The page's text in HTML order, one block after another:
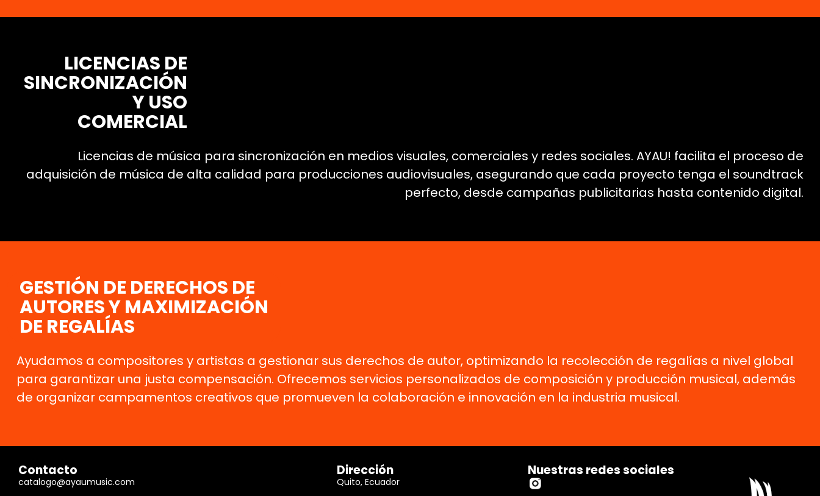
LICENCIAS DE
SINCRONIZACIÓN
Y USO
COMERCIAL
Licencias de música para sincronización en medios visuales, comerciales y redes sociales. AYAU! facilita el proceso de
adquisición de música de alta calidad para producciones audiovisuales, asegurando que cada proyecto tenga el soundtrack
perfecto, desde campañas publicitarias hasta contenido digital.
GESTIÓN DE DERECHOS DE
AUTORES Y MAXIMIZACIÓN
DE REGALÍAS
Ayudamos a compositores y artistas a gestionar sus derechos de autor, optimizando la recolección de regalías a nivel global
para garantizar una justa compensación. Ofrecemos servicios personalizados de composición y producción musical, además
de organizar campamentos creativos que promueven la colaboración e innovación en la industria musical.
Contacto
catalogo@ayaumusic.com
Dirección
Quito, Ecuador
Nuestras redes sociales